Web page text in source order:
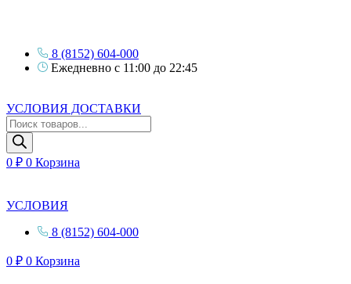
8 (8152) 604-000
Ежедневно с 11:00 до 22:45
УСЛОВИЯ ДОСТАВКИ
Поиск
товаров
0 ₽ 0 Корзина
УСЛОВИЯ
8 (8152) 604-000
0 ₽ 0 Корзина